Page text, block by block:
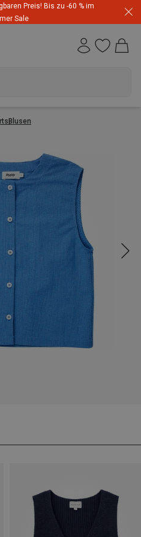
Preis! Bis zu -60 % im
Sale
Reduzierte Outfits für neue
Blusen